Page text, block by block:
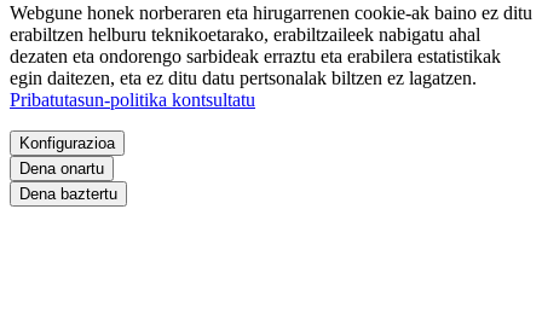
Webgune honek norberaren eta hirugarrenen cookie-ak baino ez ditu
erabiltzen helburu teknikoetarako, erabiltzaileek nabigatu ahal
dezaten eta ondorengo sarbideak erraztu eta erabilera estatistikak
egin daitezen, eta ez ditu datu pertsonalak biltzen ez lagatzen.
Pribatutasun-politika kontsultatu
Konfigurazioa
Dena onartu
Dena baztertu